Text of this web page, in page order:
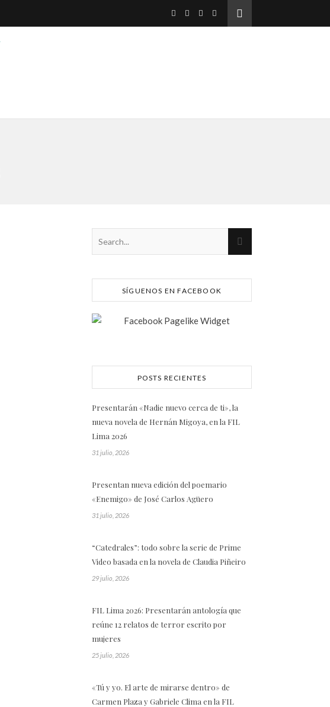
SÍGUENOS EN FACEBOOK
POSTS RECIENTES
Presentarán «Nadie nuevo cerca de ti», la
nueva novela de Hernán Migoya, en la FIL
Lima 2026
31 julio, 2026
Presentan nueva edición del poemario
«Enemigo» de José Carlos Agüero
31 julio, 2026
“Catedrales”: todo sobre la serie de Prime
Video basada en la novela de Claudia Piñeiro
29 julio, 2026
FIL Lima 2026: Presentarán antología que
reúne 12 relatos de terror escrito por
mujeres
25 julio, 2026
«Tú y yo. El arte de mirarse dentro» de
Carmen Plaza y Gabriele Clima en la FIL